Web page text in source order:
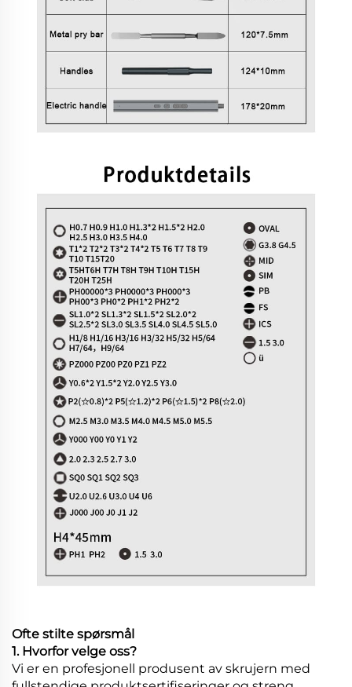
Ofte stilte spørsmål
1. Hvorfor velge oss?
Vi er en profesjonell produsent av skrujern med